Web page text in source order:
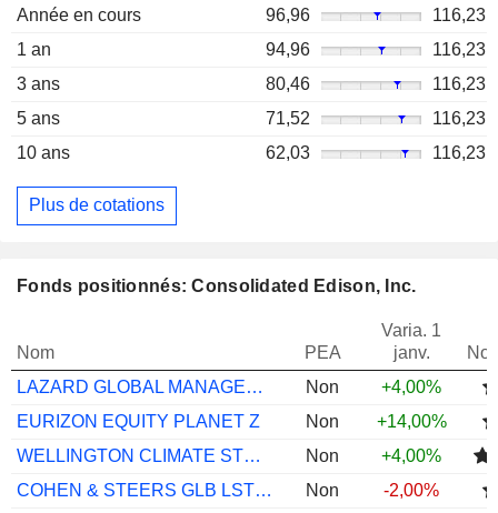
Année en cours
96,96
116,23
1 an
94,96
116,23
3 ans
80,46
116,23
5 ans
71,52
116,23
10 ans
62,03 116,23
Plus de cotations
Fonds positionnés: Consolidated Edison, Inc.
Nom PEA
Varia. 1
janv.
LAZARD GLOBAL MANAGED VOL A ACC EUR H
Non
+4,00%
EURIZON EQUITY PLANET Z
Non
+14,00%
WELLINGTON CLIMATE STRATEGY USD S AC
Non
+4,00%
COHEN & STEERS GLB LSTD INFRA I ACC USD
Non
-2,00%